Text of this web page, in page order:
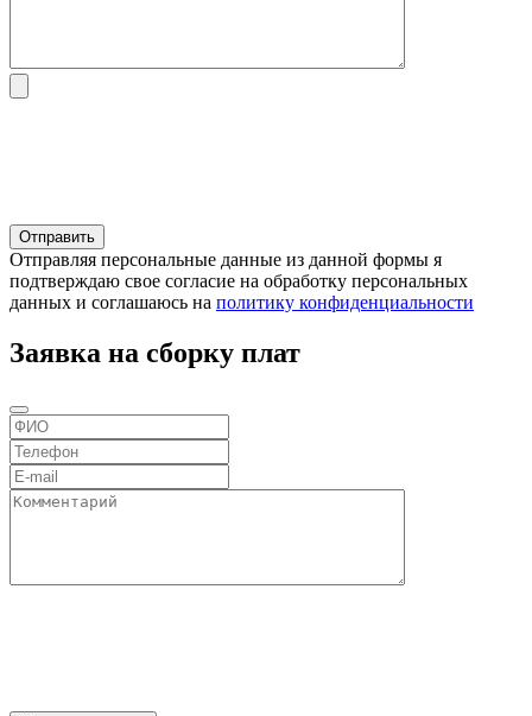
Отправляя персональные данные из данной формы я
подтверждаю свое согласие на обработку персональных
данных и соглашаюсь на политику конфиденциальности
Заявка на сборку плат